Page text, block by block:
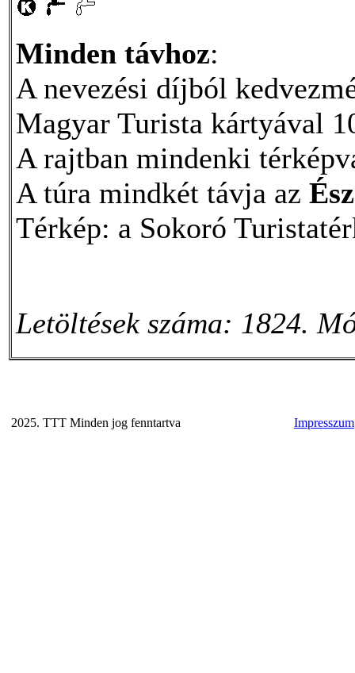
Minden távhoz:
A nevezési díjból
Magyar Turista kártyával
A rajtban mindenki
A túra mindkét távja az
Térkép: a Sokoró
Letöltések száma: 1824.
2025. TTT Minden jog fenntartva Impresszum